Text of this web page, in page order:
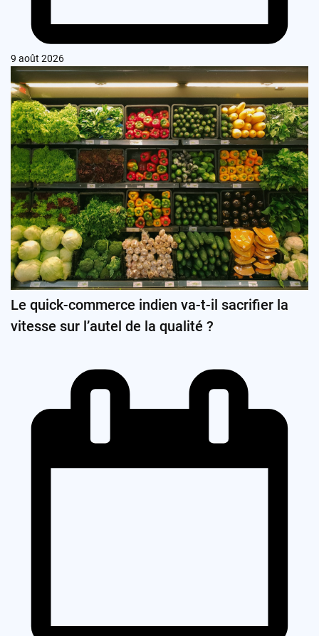
9 août 2026
Le quick-commerce indien va-t-il sacrifier la
vitesse sur l’autel de la qualité ?